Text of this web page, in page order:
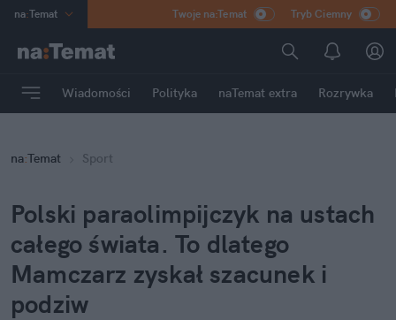
na:Temat
Poland
mama
Rozrywka
Twoje na:Temat Tryb Ciemny
Wiadomości Polityka naTemat extra Rozrywka
na:Temat Sport
Polski paraolimpijczyk na ustach
całego świata. To dlatego
Mamczarz zyskał szacunek i
podziw